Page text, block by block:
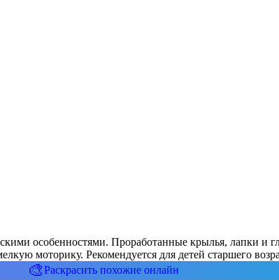
особенностями. Проработанные крылья, лапки и
моторику. Рекомендуется для детей старшего
🎨Раскрасить похожие онлайн